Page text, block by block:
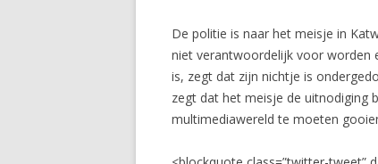
De politie is naar het meisje in
niet verantwoordelijk voor worden
is, zegt dat zijn nichtje is
zegt dat het meisje de uitnodiging
multimediawereld te moeten